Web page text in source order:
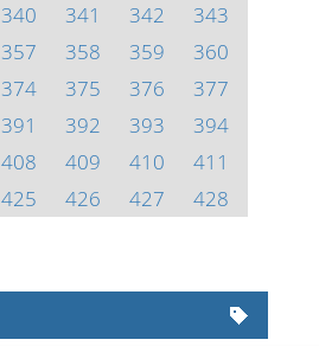
340 341 342
343
357 358 359
360
374 375 376
377
391 392 393
394
408 409 410
411
425 426 427
428